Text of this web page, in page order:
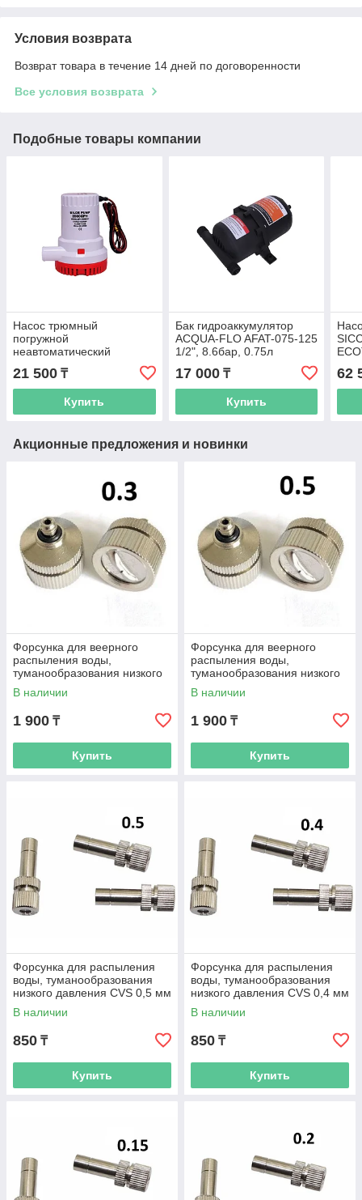
Условия возврата
Возврат товара в течение 14 дней по договоренности
Все условия возврата
Подобные товары компании
Насос трюмный
погружной
неавтоматический
ACQUA-FLO AFBP-7500-
01 3м, 2,8 м3/ч
21 500 ₸
Купить
Бак гидроаккумулятор
ACQUA-FLO AFAT-075-125
1/2", 8.6бар, 0.75л
17 000₸
Купить
62
Акционные предложения и новинки
Форсунка для веерного
распыления воды,
туманообразования низкого
давления CY 0,3 мм
В наличии
1 900 ₸
Купить
Форсунка для веерного
распыления воды,
туманообразования низкого
давления CY 0,5 мм
В наличии
1 900 ₸
Купить
Форсунка для распыления
воды, туманообразования
низкого давления CVS 0,5 мм
В наличии
850 ₸
Купить
Форсунка для распыления
воды, туманообразования
низкого давления CVS 0,4 мм
В наличии
850 ₸
Купить